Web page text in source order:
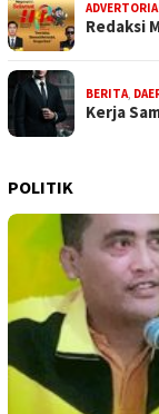
Redaksi
BERITA
Kerja
POLITIK